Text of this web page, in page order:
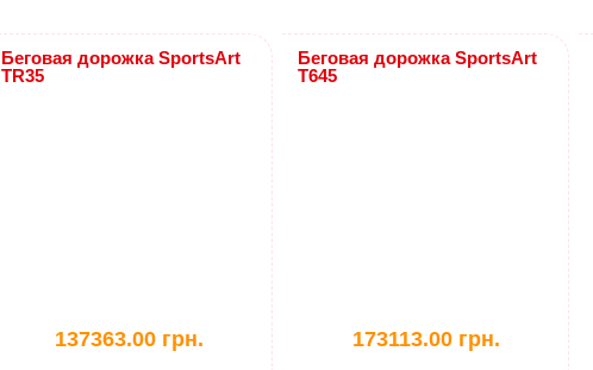
Беговая дорожка SportsArt
TR35
137363.00 грн.
Беговая дорожка SportsArt
T645
173113.00 грн.